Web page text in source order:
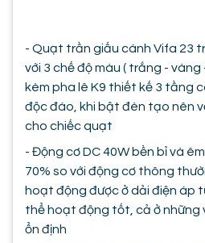
- Quạt trần giấu cánh Vifa 23
với 3 chế độ màu ( trắng - vàng
kèm pha lê K9 thiết kế 3 tầng
độc đáo, khi bật đèn tạo nên
cho chiếc quạt
- Động cơ DC 40W bền bỉ và
70% so với động cơ thông
hoạt động được ở dải điện áp
thể hoạt động tốt, cả ở những
ổn định